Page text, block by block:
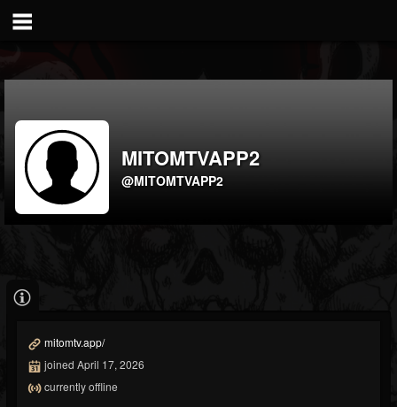
MITOMTVAPP2
@MITOMTVAPP2
mitomtv.app/
joined April 17, 2026
currently offline